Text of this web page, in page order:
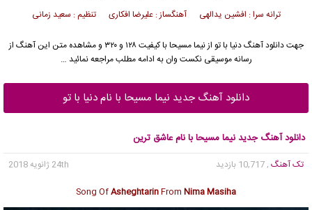
ترانه سرا : افشین یدالهی آهنگساز : علیرضا افکاری تنظیم : سعید زمانی
جهت دانلود آهنگ دنیا با تو ازنیما مسیحا
با کیفیت ۱۲۸ و ۳۲۰ و مشاهده متن این آهنگ از
رسانه موسیقی نکست وان به ادامه مطلب مراجعه نمائید …
دانلود آهنگ جدید نیما مسیحا با نام دنیا با تو
دانلود آهنگ جدید نیما مسیحا با نام عاشق ترین
تک آهنگ , 10,717 بازدید
24th ژانویه 2018
Song OfAsheghtarinFrom Nima Masiha